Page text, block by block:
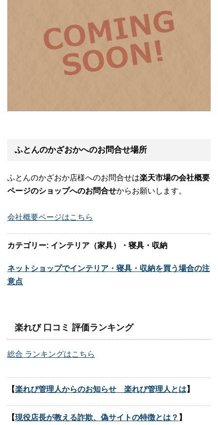
ふとんのかざおかへのお問合せ場所
ふとんのかざおか店様へのお問合せは楽天市場の会社概要
ページのショップへのお問合せからお願いします。
会社概要ページはこちら
カテゴリー: インテリア（家具）・寝具・収納
ネットショップでインテリア・寝具・収納を買う場合の注
意点
楽れび 口コミ 評価ランキング
総合 ランキングはこちら
【楽れび管理人からのお知らせ 楽れび管理人とは 】
【現役店長が教える詐欺、偽サイトの特徴とは？ 】